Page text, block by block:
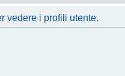
vedere i profili utente.